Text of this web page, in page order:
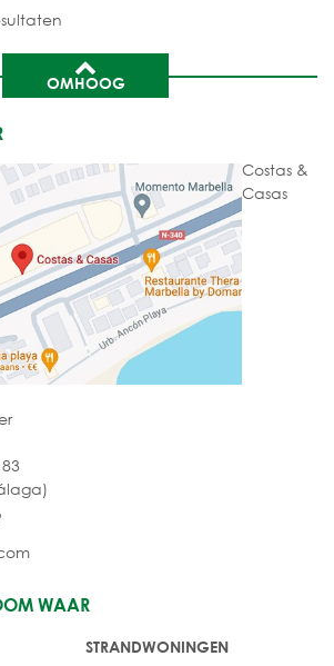
OMHOOG
Costas &
Casas
WAAR
STRANDWONINGEN